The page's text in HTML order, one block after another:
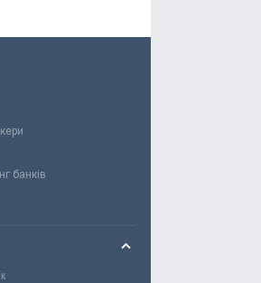
банків